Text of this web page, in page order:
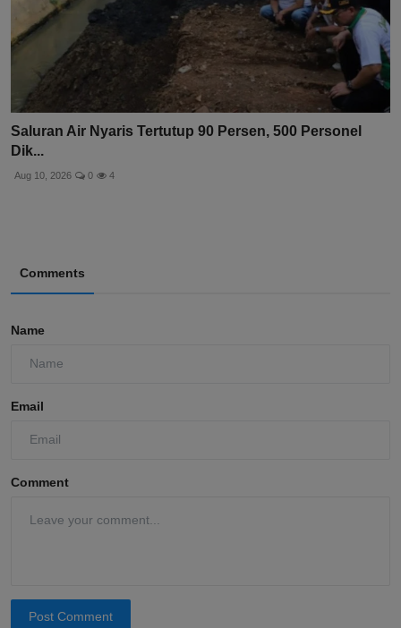
Saluran Air Nyaris Tertutup 90 Persen, 500 Personel
Dik...
Aug 10, 2026 0 4
Comments
Name
Email
Comment
Post Comment